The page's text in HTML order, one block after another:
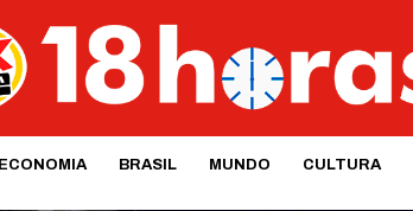
ECONOMIA BRASIL MUNDO CULTURA